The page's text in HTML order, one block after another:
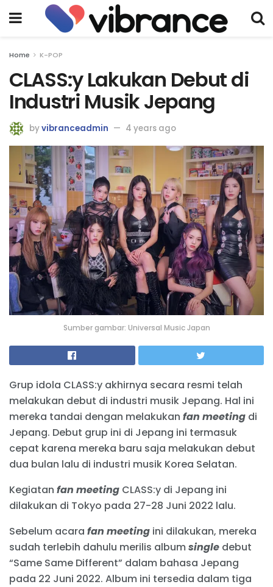
Home K-POP
CLASS:y Lakukan Debut di
Industri Musik Jepang
byvibranceadmin 4 years ago
Sumber gambar: Universal Music Japan
Grup idola CLASS:y akhirnya secara resmi telah
melakukan debut di industri musik Jepang. Hal ini
mereka tandai dengan melakukan fan meeting di
Jepang. Debut grup ini di Jepang ini termasuk
cepat karena mereka baru saja melakukan debut
dua bulan lalu di industri musik Korea Selatan.
Kegiatan fan meeting CLASS:y di Jepang ini
dilakukan di Tokyo pada 27-28 Juni 2022 lalu.
Sebelum acara fan meeting ini dilakukan, mereka
sudah terlebih dahulu merilis albumsingle debut
“Same Same Different” dalam bahasa Jepang
pada 22 Juni 2022. Album ini tersedia dalam tiga